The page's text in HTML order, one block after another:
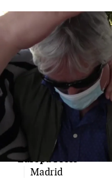
Bernardo
del foco mediático
STORIES
Europa Press
Madrid